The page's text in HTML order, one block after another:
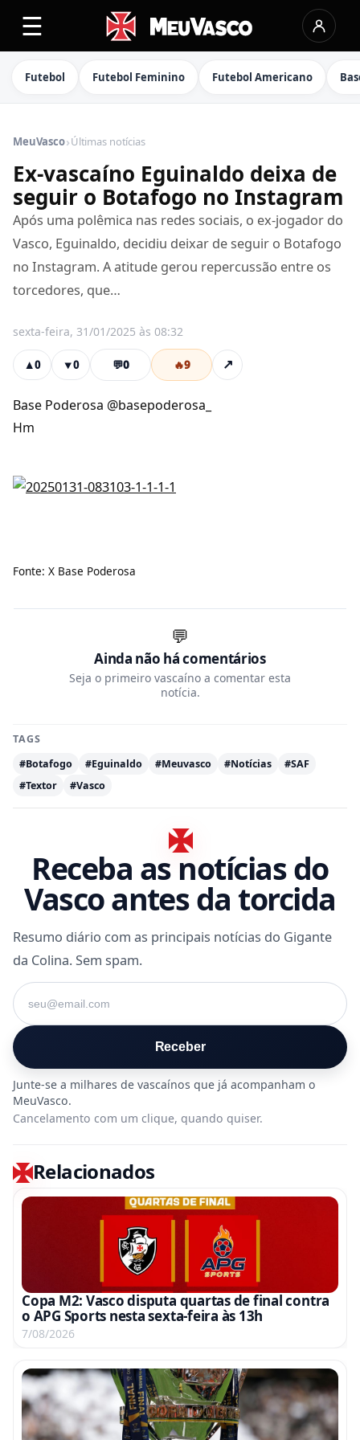
☰
Futebol Futebol Feminino Futebol Americano
MeuVasco›Últimas notícias
Ex-vascaíno Eguinaldo deixa de
seguir o Botafogo no Instagram
Após uma polêmica nas redes sociais, o ex-jogador do
Vasco, Eguinaldo, decidiu deixar de seguir o Botafogo
no Instagram. A atitude gerou repercussão entre os
torcedores, que…
sexta-feira, 31/01/2025 às 08:32
▲0 ▼0 💬0 🔥9 ↗
Base Poderosa @basepoderosa_
Hm
Fonte: X Base Poderosa
💬
Ainda não há comentários
Seja o primeiro vascaíno a comentar esta
notícia.
TAGS
#Botafogo
#Eguinaldo #Meuvasco #Notícias
#SAF
#Textor
#Vasco
Receba as notícias do
Vasco antes da torcida
Resumo diário com as principais notícias do Gigante
da Colina. Sem spam.
Seu e-mail
Receber
Cancelamento com um clique, quando quiser.
Relacionados
Copa M2: Vasco disputa quartas de final contra
o APG Sports nesta sexta-feira às 13h
7/08/2026